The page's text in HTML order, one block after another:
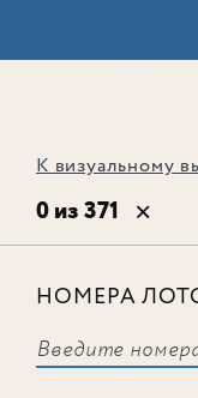
К визуальному
0 из 371
НОМЕРА